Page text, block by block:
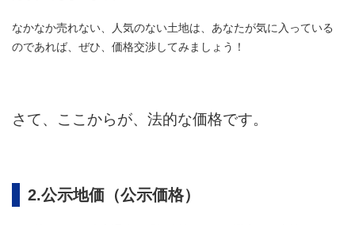
なかなか売れない、人気のない土地は、あなたが気に入っている
のであれば、ぜひ、価格交渉してみましょう！
さて、ここからが、法的な価格です。
2.公示地価（公示価格）